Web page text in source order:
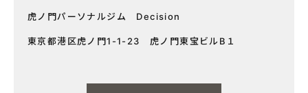
虎ノ門パーソナルジム Decision
東京都港区虎ノ門1-1-23 虎ノ門東宝ビルB１